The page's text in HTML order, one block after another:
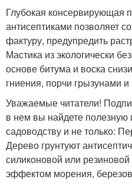
Глубокая консервирующая
антисептиками позволяет
фактуру, предупредить
Мастика из экологически
основе битума и воска
гниения, порчи грызунами
Уважаемые читатели!
в нем вы найдете
садоводству и не только:
Дерево грунтуют
силиконовой или
эффектом морения,